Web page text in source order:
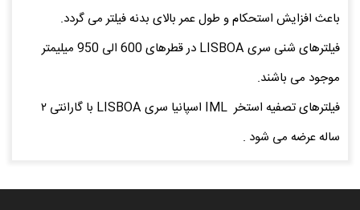
باعث افزایش استحکام و طول عمر بالای بدنه فیلتر می گردد.
فیلترهای شنی سری LISBOA در قطرهای 600 الی 950 میلیمتر
موجود می باشند.
فیلترهای تصفیه استخر IML اسپانیا سری LISBOA با گارانتی ۲
ساله عرضه می شود .